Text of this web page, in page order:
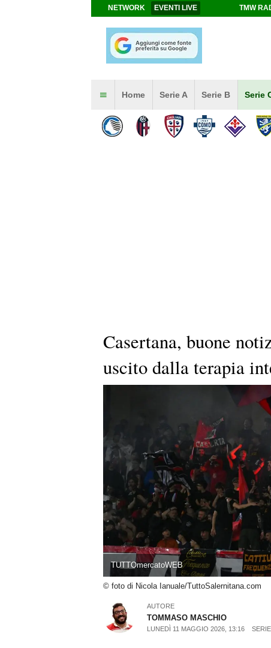
NETWORK EVENTI LIVE TMW
Home Serie A Serie B Serie
Casertana, buone
uscito dalla terapia
TUTTOmercatoWEB
© foto di Nicola Ianuale/TuttoSalernitana.com
AUTORE
TOMMASO MASCHIO
LUNEDÌ 11 MAGGIO 2026, 13:16